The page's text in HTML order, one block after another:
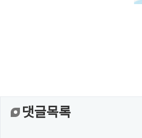
댓글목록